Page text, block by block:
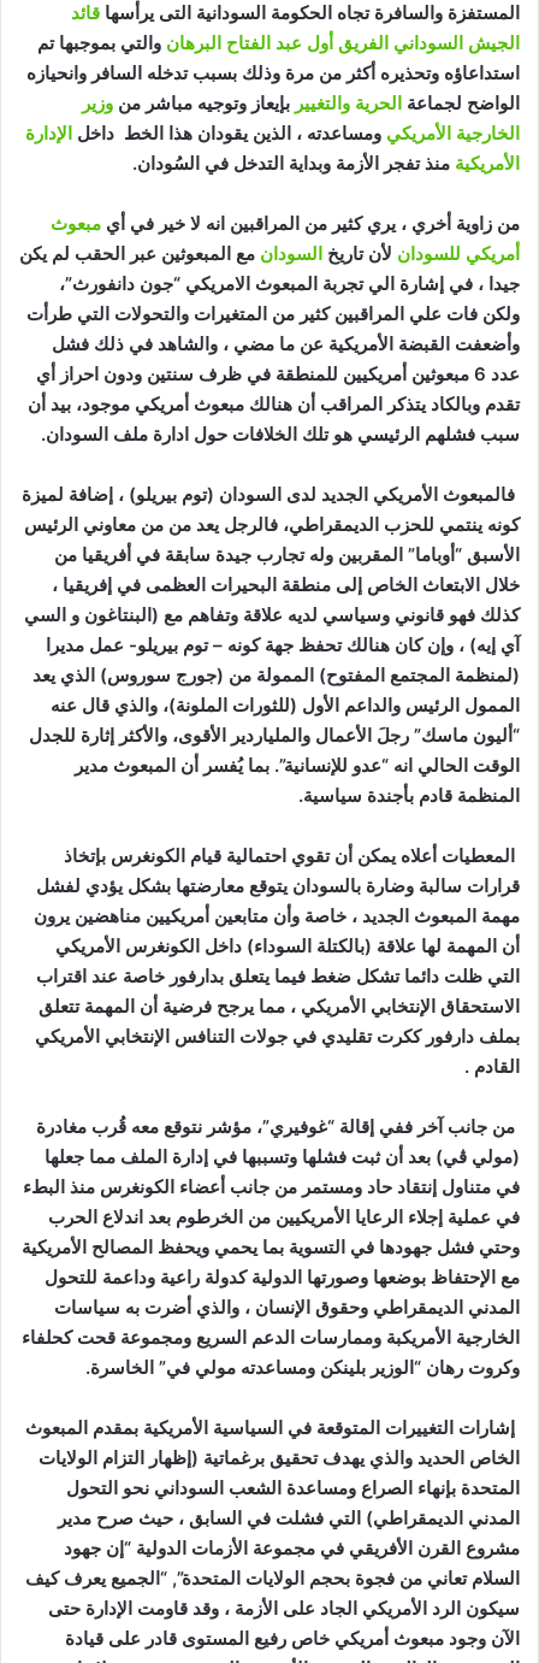
المستفزة والسافرة تجاه الحكومة السودانية التى يرأسها قائد
الجيش السوداني الفريق أول عبد الفتاح البرهان والتي بموجبها تم
استداعاؤه وتحذيره أكثر من مرة وذلك بسبب تدخله السافر وانحيازه
الواضح لجماعة الحرية والتغيير بإيعاز وتوجيه مباشر من وزير
الخارجية الأمريكي ومساعدته ، الذين يقودان هذا الخط داخل الإدارة
الأمريكية منذ تفجر الأزمة وبداية التدخل في السُودان.
من زاوية أخري ، يري كثير من المراقبين انه لا خير في أي مبعوث
أمريكي للسودان لأن تاريخ السودان مع المبعوثين عبر الحقب لم يكن
جيدا ، في إشارة الي تجربة المبعوث الامريكي “جون دانفورث”،
ولكن فات علي المراقبين كثير من المتغيرات والتحولات التي طرأت
وأضعفت القبضة الأمريكية عن ما مضي ، والشاهد في ذلك فشل
عدد 6 مبعوثين أمريكيين للمنطقة في ظرف سنتين ودون احراز أي
تقدم وبالكاد يتذكر المراقب أن هنالك مبعوث أمريكي موجود، بيد أن
سبب فشلهم الرئيسي هو تلك الخلافات حول ادارة ملف السودان.
فالمبعوث الأمريكي الجديد لدى السودان (توم بيريلو) ، إضافة لميزة
كونه ينتمي للحزب الديمقراطي، فالرجل يعد من من معاوني الرئيس
الأسبق “أوباما” المقربين وله تجارب جيدة سابقة في أفريقيا من
خلال الابتعاث الخاص إلى منطقة البحيرات العظمى في إفريقيا ،
كذلك فهو قانوني وسياسي لديه علاقة وتفاهم مع (البنتاغون و السي
آي إيه) ، وإن كان هنالك تحفظ جهة كونه – توم بيريلو- عمل مديرا
(لمنظمة المجتمع المفتوح) الممولة من (جورج سوروس) الذي يعد
الممول الرئيس والداعم الأول (للثورات الملونة)، والذي قال عنه
“أليون ماسك” رجلَ الأعمال والملياردير الأقوى، والأكثر إثارة للجدل
الوقت الحالي انه “عدو للإنسانية”. بما يُفسر أن المبعوث مدير
المنظمة قادم بأجندة سياسية.
المعطيات أعلاه يمكن أن تقوي احتمالية قيام الكونغرس بإتخاذ
قرارات سالبة وضارة بالسودان يتوقع معارضتها بشكل يؤدي لفشل
مهمة المبعوث الجديد ، خاصة وأن متابعين أمريكيين مناهضين يرون
أن المهمة لها علاقة (بالكتلة السوداء) داخل الكونغرس الأمريكي
التي ظلت دائما تشكل ضغط فيما يتعلق بدارفور خاصة عند اقتراب
الاستحقاق الإنتخابي الأمريكي ، مما يرجح فرضية أن المهمة تتعلق
بملف دارفور ككرت تقليدي في جولات التنافس الإنتخابي الأمريكي
القادم .
من جانب آخر ففي إقالة “غوفيري”، مؤشر نتوقع معه قُرب مغادرة
(مولي ڤي) بعد أن ثبت فشلها وتسببها في إدارة الملف مما جعلها
في متناول إنتقاد حاد ومستمر من جانب أعضاء الكونغرس منذ البطء
في عملية إجلاء الرعايا الأمريكيين من الخرطوم بعد اندلاع الحرب
وحتي فشل جهودها في التسوية بما يحمي ويحفظ المصالح الأمريكية
مع الإحتفاظ بوضعها وصورتها الدولية كدولة راعية وداعمة للتحول
المدني الديمقراطي وحقوق الإنسان ، والذي أضرت به سياسات
الخارجية الأمريكبة وممارسات الدعم السريع ومجموعة قحت كحلفاء
وكروت رهان “الوزير بلينكن ومساعدته مولي في” الخاسرة.
إشارات التغييرات المتوقعة في السياسية الأمريكية بمقدم المبعوث
الخاص الحديد والذي يهدف تحقيق برغماتية (إظهار التزام الولايات
المتحدة بإنهاء الصراع ومساعدة الشعب السوداني نحو التحول
المدني الديمقراطي) التي فشلت في السابق ، حيث صرح مدير
مشروع القرن الأفريقي في مجموعة الأزمات الدولية “إن جهود
السلام تعاني من فجوة بحجم الولايات المتحدة”, “الجميع يعرف كيف
سيكون الرد الأمريكي الجاد على الأزمة ، وقد قاومت الإدارة حتى
الآن وجود مبعوث أمريكي خاص رفيع المستوى قادر على قيادة